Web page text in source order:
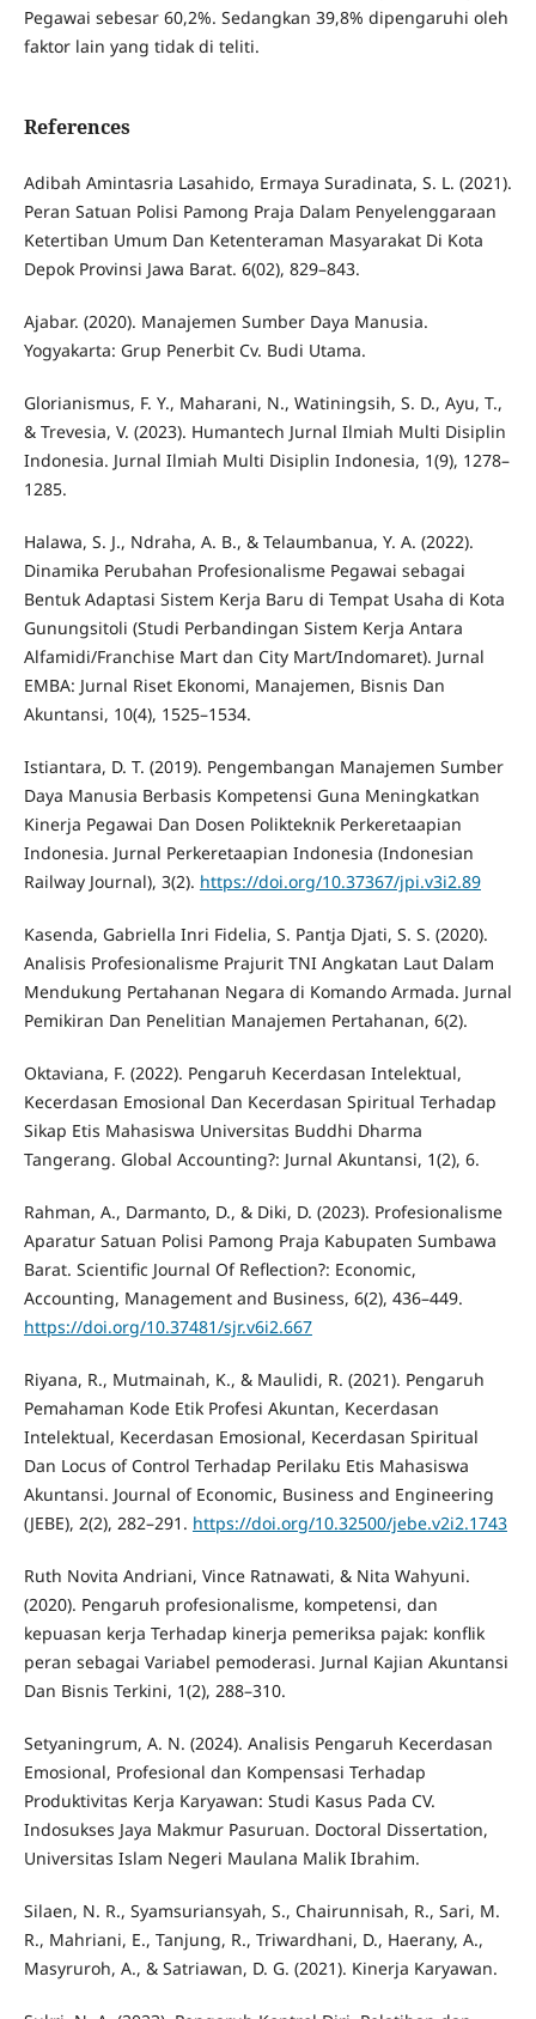
Pegawai sebesar 60,2%. Sedangkan 39,8% dipengaruhi oleh
faktor lain yang tidak di teliti.
References
Adibah Amintasria Lasahido, Ermaya Suradinata, S. L. (2021).
Peran Satuan Polisi Pamong Praja Dalam Penyelenggaraan
Ketertiban Umum Dan Ketenteraman Masyarakat Di Kota
Depok Provinsi Jawa Barat. 6(02), 829–843.
Ajabar. (2020). Manajemen Sumber Daya Manusia.
Yogyakarta: Grup Penerbit Cv. Budi Utama.
Glorianismus, F. Y., Maharani, N., Watiningsih, S. D., Ayu, T.,
& Trevesia, V. (2023). Humantech Jurnal Ilmiah Multi Disiplin
Indonesia. Jurnal Ilmiah Multi Disiplin Indonesia, 1(9), 1278–
1285.
Halawa, S. J., Ndraha, A. B., & Telaumbanua, Y. A. (2022).
Dinamika Perubahan Profesionalisme Pegawai sebagai
Bentuk Adaptasi Sistem Kerja Baru di Tempat Usaha di Kota
Gunungsitoli (Studi Perbandingan Sistem Kerja Antara
Alfamidi/Franchise Mart dan City Mart/Indomaret). Jurnal
EMBA: Jurnal Riset Ekonomi, Manajemen, Bisnis Dan
Akuntansi, 10(4), 1525–1534.
Istiantara, D. T. (2019). Pengembangan Manajemen Sumber
Daya Manusia Berbasis Kompetensi Guna Meningkatkan
Kinerja Pegawai Dan Dosen Polikteknik Perkeretaapian
Indonesia. Jurnal Perkeretaapian Indonesia (Indonesian
Railway Journal), 3(2). https://doi.org/10.37367/jpi.v3i2.89
Kasenda, Gabriella Inri Fidelia, S. Pantja Djati, S. S. (2020).
Analisis Profesionalisme Prajurit TNI Angkatan Laut Dalam
Mendukung Pertahanan Negara di Komando Armada. Jurnal
Pemikiran Dan Penelitian Manajemen Pertahanan, 6(2).
Oktaviana, F. (2022). Pengaruh Kecerdasan Intelektual,
Kecerdasan Emosional Dan Kecerdasan Spiritual Terhadap
Sikap Etis Mahasiswa Universitas Buddhi Dharma
Tangerang. Global Accounting?: Jurnal Akuntansi, 1(2), 6.
Rahman, A., Darmanto, D., & Diki, D. (2023). Profesionalisme
Aparatur Satuan Polisi Pamong Praja Kabupaten Sumbawa
Barat. Scientific Journal Of Reflection?: Economic,
Accounting, Management and Business, 6(2), 436–449.
https://doi.org/10.37481/sjr.v6i2.667
Riyana, R., Mutmainah, K., & Maulidi, R. (2021). Pengaruh
Pemahaman Kode Etik Profesi Akuntan, Kecerdasan
Intelektual, Kecerdasan Emosional, Kecerdasan Spiritual
Dan Locus of Control Terhadap Perilaku Etis Mahasiswa
Akuntansi. Journal of Economic, Business and Engineering
(JEBE), 2(2), 282–291. https://doi.org/10.32500/jebe.v2i2.1743
Ruth Novita Andriani, Vince Ratnawati, & Nita Wahyuni.
(2020). Pengaruh profesionalisme, kompetensi, dan
kepuasan kerja Terhadap kinerja pemeriksa pajak: konflik
peran sebagai Variabel pemoderasi. Jurnal Kajian Akuntansi
Dan Bisnis Terkini, 1(2), 288–310.
Setyaningrum, A. N. (2024). Analisis Pengaruh Kecerdasan
Emosional, Profesional dan Kompensasi Terhadap
Produktivitas Kerja Karyawan: Studi Kasus Pada CV.
Indosukses Jaya Makmur Pasuruan. Doctoral Dissertation,
Universitas Islam Negeri Maulana Malik Ibrahim.
Silaen, N. R., Syamsuriansyah, S., Chairunnisah, R., Sari, M.
R., Mahriani, E., Tanjung, R., Triwardhani, D., Haerany, A.,
Masyruroh, A., & Satriawan, D. G. (2021). Kinerja Karyawan.